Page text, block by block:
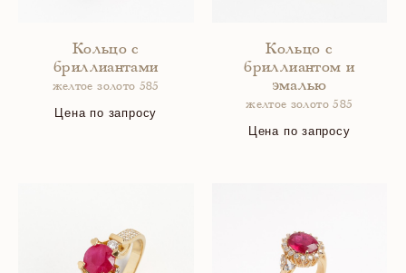
Кольцо с
бриллиантами
желтое золото 585
Цена по запросу
Кольцо с
бриллиантом и
эмалью
желтое золото 585
Цена по запросу